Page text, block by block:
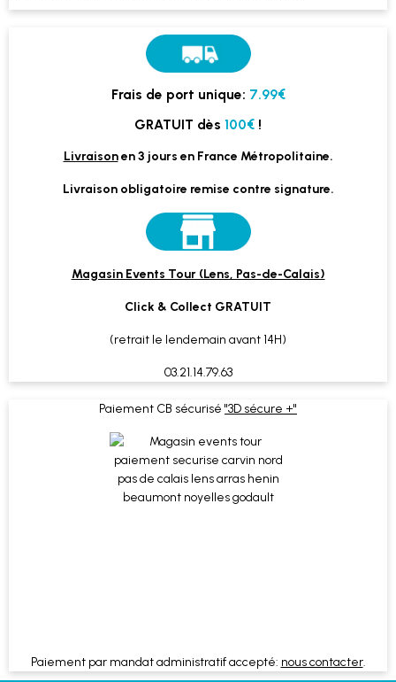
Frais de port unique: 7.99€
GRATUIT dès 100€ !
Livraisonen 3 jours en France Métropolitaine.
Livraison obligatoire remise contre signature.
Magasin Events Tour (Lens, Pas-de-Calais)
Click & Collect GRATUIT
(retrait le lendemain avant 14H)
03.21.14.79.63
Paiement CB sécurisé "3D sécure +"
Paiement par mandat administratif accepté: nous contacter.